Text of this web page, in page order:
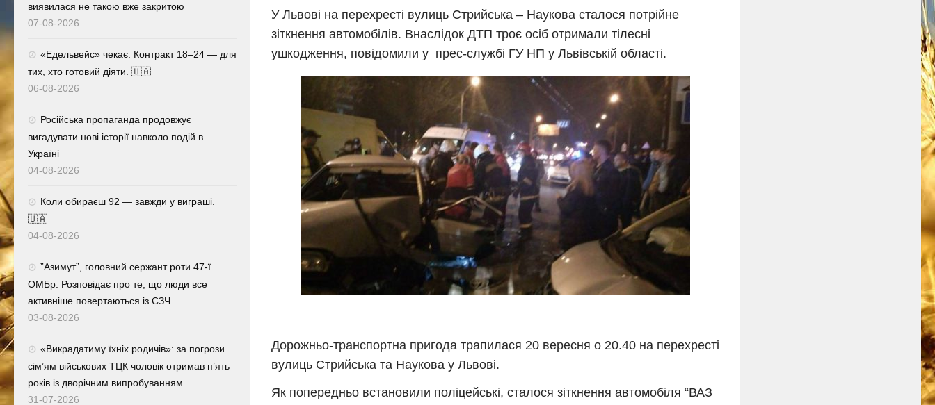
У Львові на перехресті вулиць Стрийська – Наукова сталося потрійне
зіткнення автомобілів. Внаслідок ДТП троє осіб отримали тілесні
ушкодження, повідомили у прес-службі ГУ НП у Львівській області.
Дорожньо-транспортна пригода трапилася 20 вересня о 20.40 на перехресті
вулиць Стрийська та Наукова у Львові.
Як попередньо встановили поліцейські, сталося зіткнення автомобіля “ВАЗ
виявилася не такою вже закритою
07-08-2026
«Едельвейс» чекає. Контракт 18–24 — для
тих, хто готовий діяти. 🇺🇦
06-08-2026
Російська пропаганда продовжує
вигадувати нові історії навколо подій в
Україні
04-08-2026
Коли обираєш 92 — завжди у виграші.
🇺🇦
04-08-2026
⁨”Азимут”, головний сержант роти 47-ї
ОМБр. Розповідає про те, що люди все
активніше повертаються із СЗЧ.
03-08-2026
«Викрадатиму їхніх родичів»: за погрози
сім’ям військових ТЦК чоловік отримав п’ять
років із дворічним випробуванням
31-07-2026